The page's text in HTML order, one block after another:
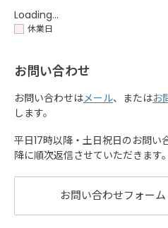
Loading...
休業日
お問い合わせ
お問い合わせはメール、またはお
します。
平日17時以降・土日祝日のお問い
降に順次返信させていただきます。
お問い合わせフォーム